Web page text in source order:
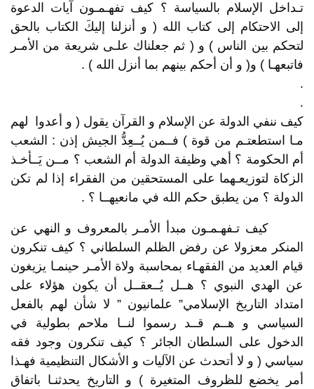
تـداخل الإسلام بالسياسة ؟ كيف تفهـمـون آيات الدعوة
إلى الاحتكام إلى كتاب الله ( و أنزلنا إليكَ الكتاب بالحق
لتحكم بين الناس ) و ( ثم جعلناك علـى شريعة من الأمـر
فاتبعهـا ) و( و أن أحكم بينهم بما أنزل الله ) .
.
.
كيف ننفي الدولة عن الإسلام و القرآن يقول ( و أعدوا لهم
مـا استطعتـم من قوة ) فــمن يُــعِدُّ الجيش إذن : الشعب
أم الحكومة ؟ أهي وظيفة الدولة أم الشعب ؟ مــن يَــأخـذ
الزكاة لتوزيعـهما على المستحقين من الفقراء إذا لم تكن
الدولة ؟ من يطبق حكم الله في مانعيهــا ؟ .
كيف تـفهـمـون مبدأ الأمـر بالمعروف و النهي عن
المنكر معزولا عن رفض الظلم السلطاني ؟ كيف تنكرون
قيام العديد من الفقهـاء بمحاسبة ولاة الأمـر حينمـا يزيغون
عن الهدي النبوي ؟ هــل يُــعقــل أن يكون هؤلاء على
امتداد التاريخ الإسلامي” علمانيون ” لا شأن لهم بالفعل
السياسي و هــم قــد رسموا لنــا ملاحم بطولية في
الدخول على السلطان الجائر ؟ كيف تنكرون وجود فقه
سياسي ( و لا أتحدث عن الآليات و الأشكال التنظيمية فهـذا
أمر يخضع للظروف المتغيرة ) و التاريخ يحدثنـا باتفاق